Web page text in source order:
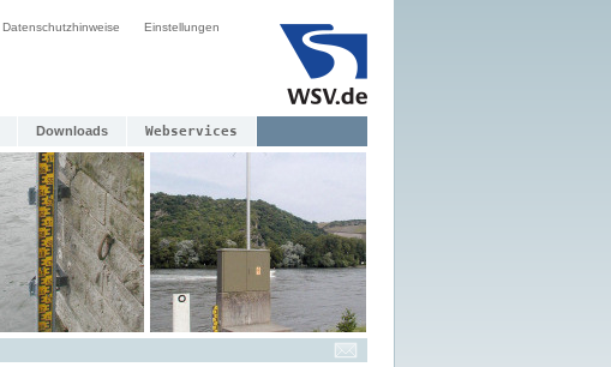
Datenschutzhinweise Einstellungen
Downloads Webservices